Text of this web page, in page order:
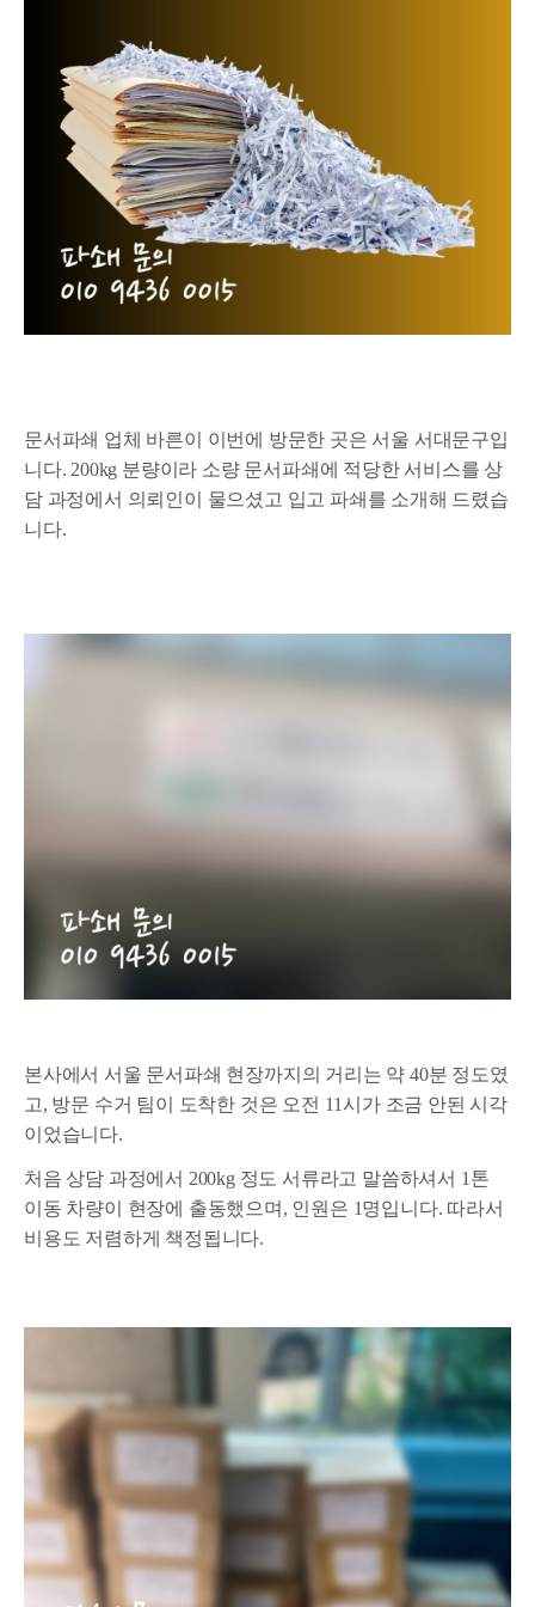
문서파쇄 업체 바른이 이번에 방문한 곳은 서울 서대문구입
니다. 200kg 분량이라 소량 문서파쇄에 적당한 서비스를 상
담 과정에서 의뢰인이 물으셨고 입고 파쇄를 소개해 드렸습
니다.
본사에서 서울 문서파쇄 현장까지의 거리는 약 40분 정도였
고, 방문 수거 팀이 도착한 것은 오전 11시가 조금 안된 시각
이었습니다.
처음 상담 과정에서 200kg 정도 서류라고 말씀하셔서 1톤
이동 차량이 현장에 출동했으며, 인원은 1명입니다. 따라서
비용도 저렴하게 책정됩니다.